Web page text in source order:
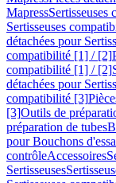
Mapress
Sertisseuses
détachées pour
compatibilité [1] / [2]
compatibilité [1] / [2]
détachées pour
compatibilité [3]
[3]Outils de
préparation de tubes
pour Bouchons
contrôleAccessoires
Sertisseuses